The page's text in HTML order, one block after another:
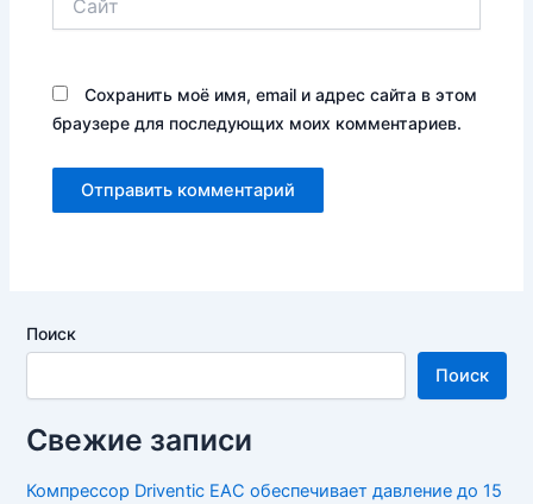
Сохранить моё имя, email и адрес сайта в этом
браузере для последующих моих комментариев.
Поиск
Поиск
Свежие записи
Компрессор Driventic EAC обеспечивает давление до 15